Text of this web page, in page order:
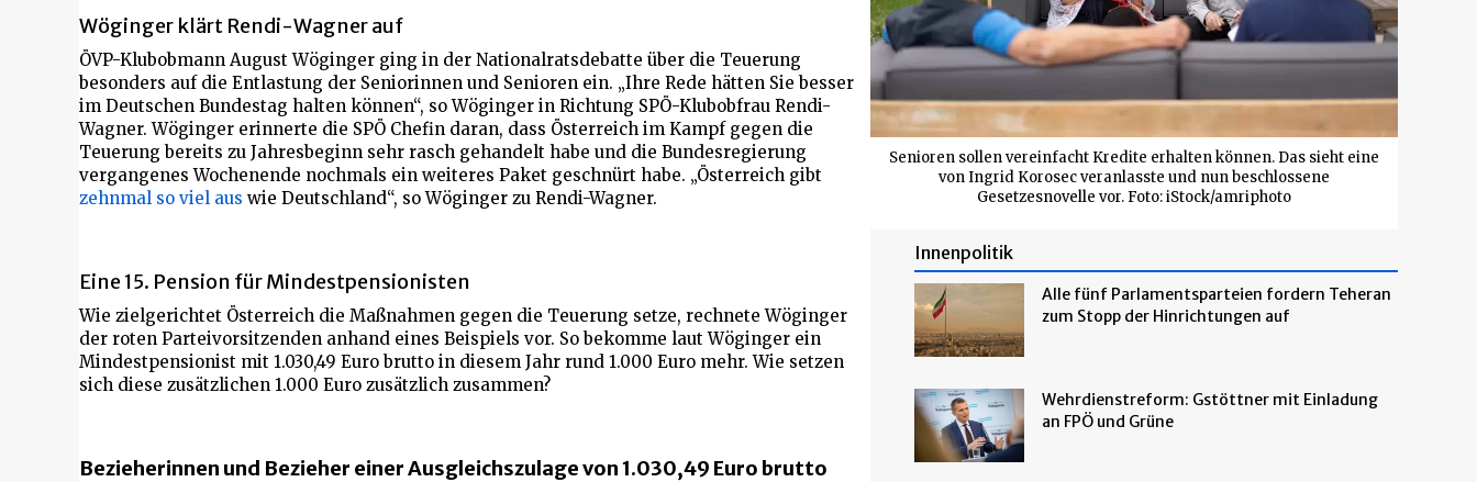
Wöginger klärt Rendi-Wagner auf
ÖVP-Klubobmann August Wöginger ging in der Nationalratsdebatte über die Teuerung
besonders auf die Entlastung der Seniorinnen und Senioren ein. „Ihre Rede hätten Sie besser
im Deutschen Bundestag halten können“, so Wöginger in Richtung SPÖ-Klubobfrau Rendi-
Wagner. Wöginger erinnerte die SPÖ Chefin daran, dass Österreich im Kampf gegen die
Teuerung bereits zu Jahresbeginn sehr rasch gehandelt habe und die Bundesregierung
vergangenes Wochenende nochmals ein weiteres Paket geschnürt habe. „Österreich gibt
zehnmal so viel aus wie Deutschland“, so Wöginger zu Rendi-Wagner.
Eine 15. Pension für Mindestpensionisten
Wie zielgerichtet Österreich die Maßnahmen gegen die Teuerung setze, rechnete Wöginger
der roten Parteivorsitzenden anhand eines Beispiels vor. So bekomme laut Wöginger ein
Mindestpensionist mit 1.030,49 Euro brutto in diesem Jahr rund 1.000 Euro mehr. Wie setzen
sich diese zusätzlichen 1.000 Euro zusätzlich zusammen?
Bezieherinnen und Bezieher einer Ausgleichszulage von 1.030,49 Euro brutto
Senioren sollen vereinfacht Kredite erhalten können. Das sieht eine
von Ingrid Korosec veranlasste und nun beschlossene
Gesetzesnovelle vor. Foto: iStock/amriphoto
Innenpolitik
Alle fünf Parlamentsparteien fordern Teheran
zum Stopp der Hinrichtungen auf
Wehrdienstreform: Gstöttner mit Einladung
an FPÖ und Grüne